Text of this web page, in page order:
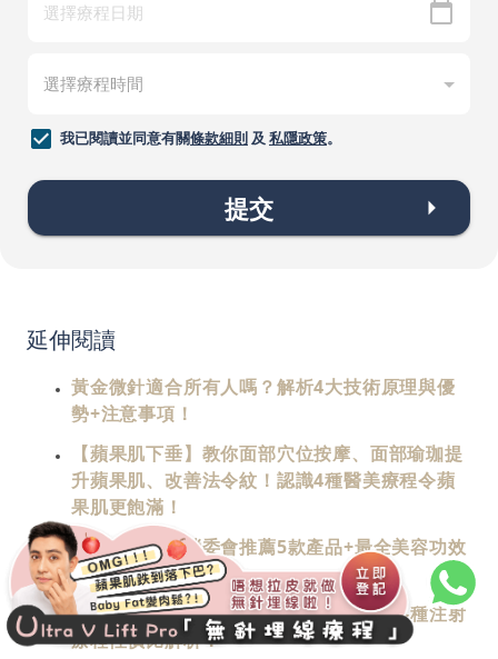
我已閱讀並同意有關條款細則及 私隱政策。
提交
延伸閱讀
黃金微針適合所有人嗎？解析4大技術原理與優
勢+注意事項！
【蘋果肌下垂】教你面部穴位按摩、面部瑜珈提
升蘋果肌、改善法令紋！認識4種醫美療程令蘋
果肌更飽滿！
【保濕噴霧】消委會推薦5款產品+最全美容功效
解析！
嬰兒針女神針分別：分享4大選擇指南+各種注射
療程性價比解析！